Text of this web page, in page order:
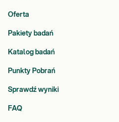
Oferta
Pakiety badań
Katalog badań
Punkty Pobrań
Sprawdź wyniki
FAQ